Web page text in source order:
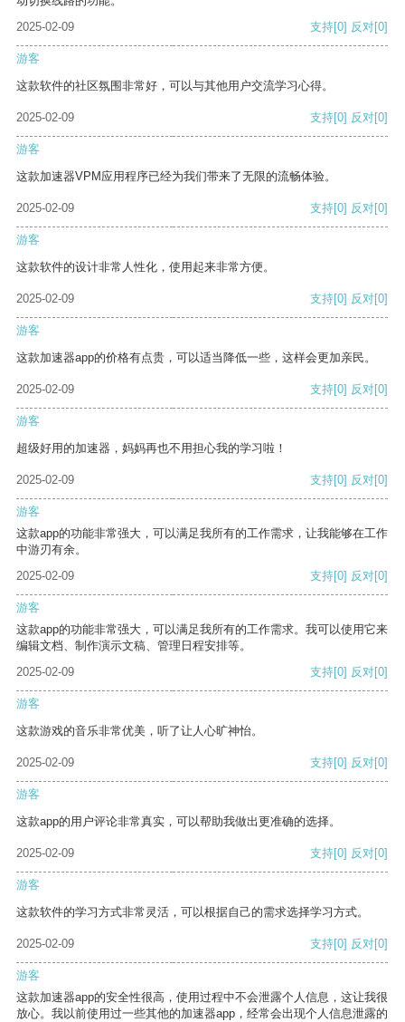
2025-02-09
支持[0] 反对[0]
游客
这款软件的社区氛围非常好，可以与其他用户交流学习心得。
2025-02-09 支持[0] 反对[0]
游客
这款加速器VPM应用程序已经为我们带来了无限的流畅体验。
2025-02-09 支持[0] 反对[0]
游客
这款软件的设计非常人性化，使用起来非常方便。
2025-02-09 支持[0] 反对[0]
游客
这款加速器app的价格有点贵，可以适当降低一些，这样会更加亲民。
2025-02-09 支持[0] 反对[0]
游客
超级好用的加速器，妈妈再也不用担心我的学习啦！
2025-02-09 支持[0] 反对[0]
游客
这款app的功能非常强大，可以满足我所有的工作需求，让我能够在工作
中游刃有余。
2025-02-09
支持[0] 反对[0]
游客
这款app的功能非常强大，可以满足我所有的工作需求。我可以使用它来
编辑文档、制作演示文稿、管理日程安排等。
2025-02-09
支持[0] 反对[0]
游客
这款游戏的音乐非常优美，听了让人心旷神怡。
2025-02-09 支持[0] 反对[0]
游客
这款app的用户评论非常真实，可以帮助我做出更准确的选择。
2025-02-09 支持[0] 反对[0]
游客
这款软件的学习方式非常灵活，可以根据自己的需求选择学习方式。
2025-02-09 支持[0] 反对[0]
游客
这款加速器app的安全性很高，使用过程中不会泄露个人信息，这让我很
放心。我以前使用过一些其他的加速器app，经常会出现个人信息泄露的